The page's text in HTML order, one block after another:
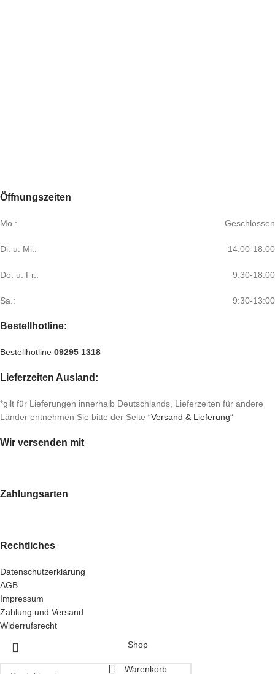
Öffnungszeiten
Mo.: Geschlossen
Di. u. Mi.: 14:00-18:00
Do. u. Fr.: 9:30-18:00
Sa.: 9:30-13:00
Bestellhotline:
Bestellhotline 09295 1318
Lieferzeiten Ausland:
*gilt für Lieferungen innerhalb Deutschlands, Lieferzeiten für andere
Länder entnehmen Sie bitte der Seite “Versand & Lieferung“
Wir versenden mit
Zahlungsarten
Rechtliches
Datenschutzerklärung
AGB
Impressum
Zahlung und Versand
Widerrufsrecht
Shop
Warenkorb